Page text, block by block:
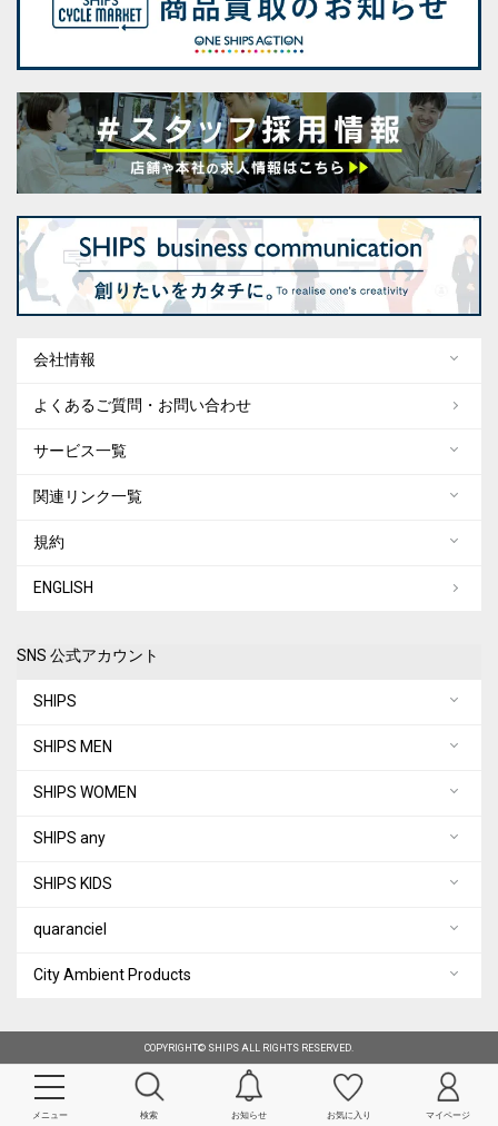
メニュー 検索 お知らせ お気に入り マイページ
会社情報
よくあるご質問・お問い合わせ
サービス一覧
関連リンク一覧
規約
ENGLISH
SNS 公式アカウント
SHIPS
SHIPS MEN
SHIPS WOMEN
SHIPS any
SHIPS KIDS
quaranciel
City Ambient Products
COPYRIGHT© SHIPS ALL RIGHTS RESERVED.